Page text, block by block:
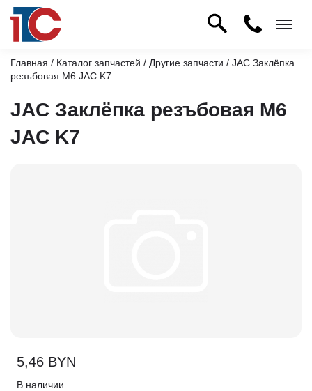
Главная / Каталог запчастей / Другие запчасти / JAC Заклёпка
резъбовая М6 JAC K7
JAC Заклёпка резъбовая М6
JAC K7
5,46 BYN
В наличии